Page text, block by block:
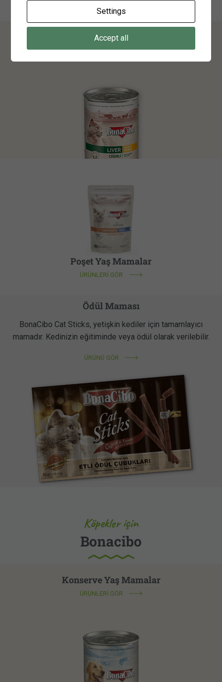
Konserve Yaş Mamalar
ÜRÜNLERİ GÖR
Poşet Yaş Mamalar
ÜRÜNLERİ GÖR
Ödül Maması
BonaCibo Cat Sticks, yetişkin kediler için tamamlayıcı
mamadır. Kedinizin eğitiminde veya ödül olarak verilebilir.
ÜRÜNÜ GÖR
Köpekler için
Bonacibo
Konserve Yaş Mamalar
ÜRÜNLERİ GÖR
Settings
Accept all